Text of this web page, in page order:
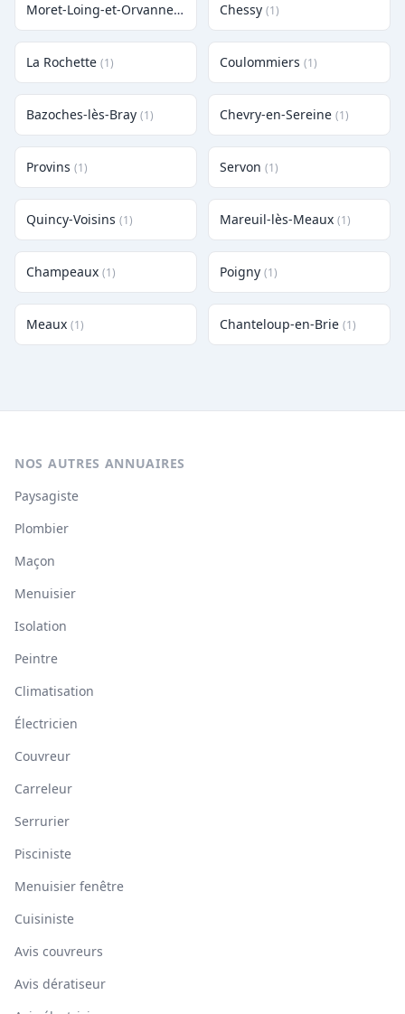
Moret-Loing-et-Orvanne
(1) Chessy (1)
La Rochette (1) Coulommiers (1)
Bazoches-lès-Bray (1) Chevry-en-Sereine (1)
Provins (1) Servon (1)
Quincy-Voisins (1) Mareuil-lès-Meaux (1)
Champeaux (1) Poigny (1)
Meaux (1) Chanteloup-en-Brie (1)
NOS AUTRES ANNUAIRES
Paysagiste
Plombier
Maçon
Menuisier
Isolation
Peintre
Climatisation
Électricien
Couvreur
Carreleur
Serrurier
Pisciniste
Menuisier fenêtre
Cuisiniste
Avis couvreurs
Avis dératiseur